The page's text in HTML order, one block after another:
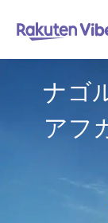
ナゴ
アフ